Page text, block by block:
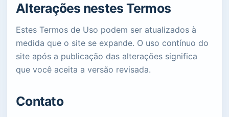
Alterações nestes Termos
Estes Termos de Uso podem ser atualizados à
medida que o site se expande. O uso contínuo do
site após a publicação das alterações significa
que você aceita a versão revisada.
Contato